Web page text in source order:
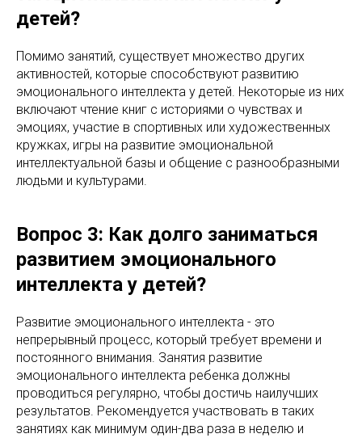
детей?
Помимо занятий, существует множество других
активностей, которые способствуют развитию
эмоционального интеллекта у детей. Некоторые из них
включают чтение книг с историями о чувствах и
эмоциях, участие в спортивных или художественных
кружках, игры на развитие эмоциональной
интеллектуальной базы и общение с разнообразными
людьми и культурами.
Вопрос 3: Как долго заниматься
развитием эмоционального
интеллекта у детей?
Развитие эмоционального интеллекта - это
непрерывный процесс, который требует времени и
постоянного внимания. Занятия развитие
эмоционального интеллекта ребенка должны
проводиться регулярно, чтобы достичь наилучших
результатов. Рекомендуется участвовать в таких
занятиях как минимум один-два раза в неделю и